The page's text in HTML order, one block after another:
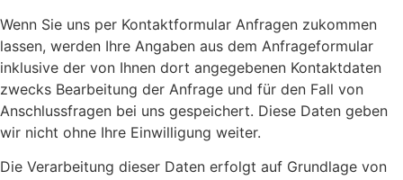
Wenn Sie uns per Kontaktformular Anfragen zukommen
lassen, werden Ihre Angaben aus dem Anfrageformular
inklusive der von Ihnen dort angegebenen Kontaktdaten
zwecks Bearbeitung der Anfrage und für den Fall von
Anschlussfragen bei uns gespeichert. Diese Daten geben
wir nicht ohne Ihre Einwilligung weiter.
Die Verarbeitung dieser Daten erfolgt auf Grundlage von